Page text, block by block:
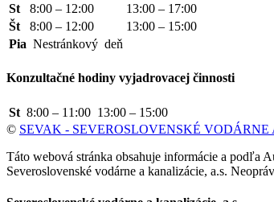
St
8:00 – 12:00
13:00 – 17:00
Št
8:00 – 12:00
13:00 – 15:00
Pia Nestránkový deň
Konzultačné hodiny vyjadrovacej činnosti
St 8:00 – 11:00 13:00 – 15:00
© SEVAK - SEVEROSLOVENSKÉ
Táto webová stránka obsahuje informácie a podľa
Severoslovenské vodárne a kanalizácie, a.s.